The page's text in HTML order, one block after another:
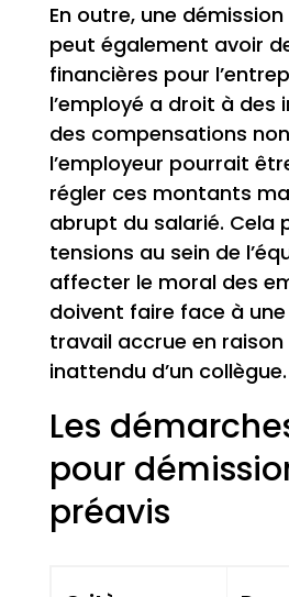
En outre, une
peut également avoir
financières pour
l’employé a droit à des
des compensations
l’employeur pourrait
régler ces montants
abrupt du salarié. Cela
tensions au sein de
affecter le moral des
doivent faire face à
travail accrue en
inattendu d’un collègue.
Les
pour
préavis